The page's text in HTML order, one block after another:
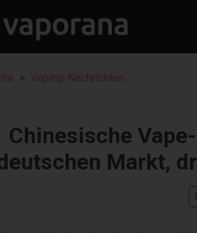
Vaping-Nachrichten
Chinesische
Markt,